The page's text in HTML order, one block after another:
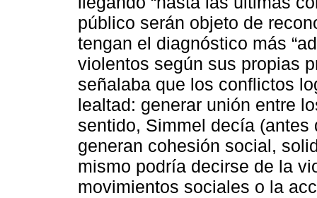
público serán objeto de
tengan el diagnóstico más
violentos según sus propias
señalaba que los conflictos
lealtad: generar unión entre
sentido, Simmel decía
generan cohesión social,
mismo podría decirse de la
movimientos sociales o la